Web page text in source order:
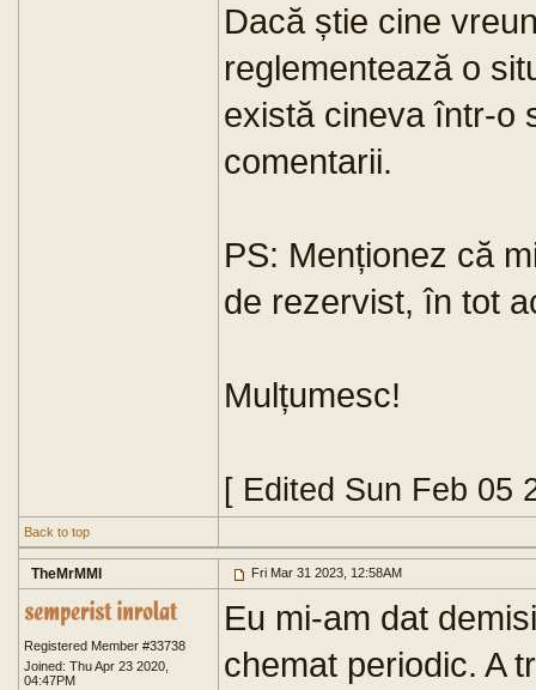
Dacă știe cine
reglementează o
există cineva într-o
comentarii.
PS: Menționez că
de rezervist, în tot
Mulțumesc!
[ Edited Sun Feb 05
Back to top
TheMrMMI Fri Mar 31 2023, 12:58AM
Registered Member #33738
Joined: Thu Apr 23 2020,
04:47PM
Eu mi-am dat
chemat periodic. A